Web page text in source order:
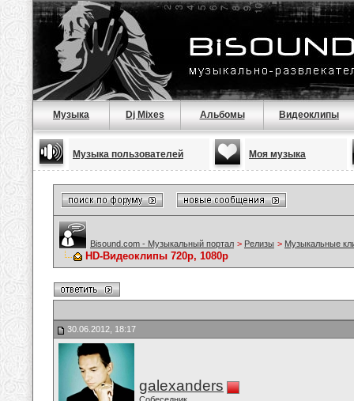
Музыка Dj Mixes Альбомы Видеоклипы
Музыка пользователей Моя музыка
Bisound.com - Музыкальный портал > Релизы > Музыкальные
HD-Видеоклипы 720p, 1080p
30.06.2012, 18:17
galexanders